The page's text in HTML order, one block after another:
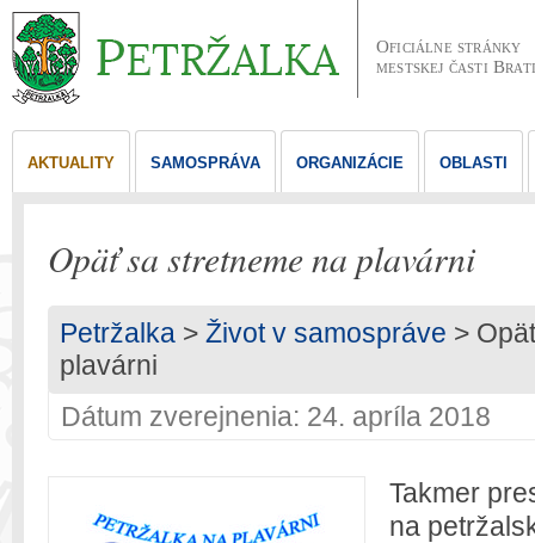
Oficiálne stránky
mestskej časti
AKTUALITY SAMOSPRÁVA ORGANIZÁCIE OBLASTI
Opäť sa stretneme na plavárni
Petržalka > Život v samospráve >
plavárni
Dátum zverejnenia: 24. apríla 2018
Takmer
na